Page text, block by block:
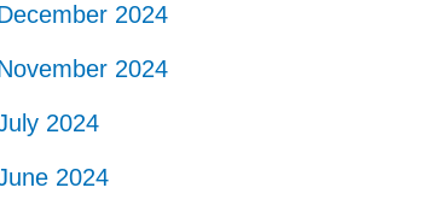
2024
2024
2024
2024